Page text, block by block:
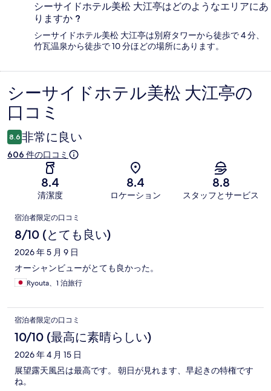
シーサイドホテル美松 大江亭はどのようなエリアにあ
りますか ?
シーサイドホテル美松 大江亭は別府タワーから徒歩で 4 分、
竹瓦温泉から徒歩で 10 分ほどの場所にあります。
口
コ
ミ
シーサイドホテル美松 大江亭の
口コミ
8.6 非常に良い
606 件の口コミ
8.4
清潔度
8.4
ロケーション
8.8
スタッフとサービス
口
コ
ミ
宿泊者限定の口コミ
8/10 (とても良い)
2026 年 5 月 9 日
オーシャンビューがとても良かった。
Ryouta、1 泊旅行
宿泊者限定の口コミ
10/10 (最高に素晴らしい)
2026 年 4 月 15 日
展望露天風呂は最高です。 朝日が見れます、早起きの特権です
ね。